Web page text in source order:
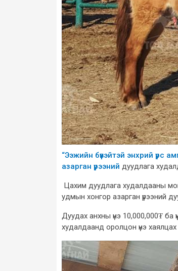
“Ээжийн бүүвэйтэй энхрий үрс
азарган үрээний дуудлага
Цахим дуудлага худалдааны
удмын хонгор азарган үрээний
Дуудах анхны үнэ 10,000,000₮
худалдаанд оролцон үнэ